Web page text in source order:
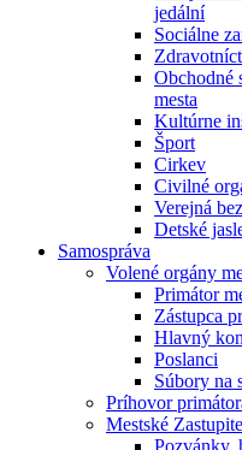
jedální
Sociálne
Obchodné
mesta
Kultúrne
Šport
Cirkev
Civilné
Verejná
Detské
Samospráva
Volené orgány
Primátor
Zástupca
Hlavný
Poslanci
Súbory na
Príhovor
Mestské
Pozvánky,